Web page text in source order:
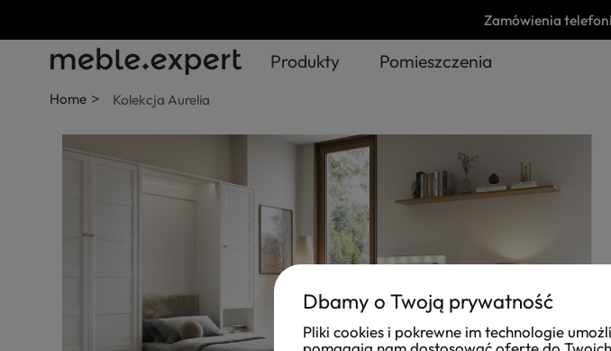
Produkty Pomieszczenia
Home > Kolekcja Aurelia
Zamówienia
Dbamy o Twoją prywatność
Pliki cookies i pokrewne im technologie